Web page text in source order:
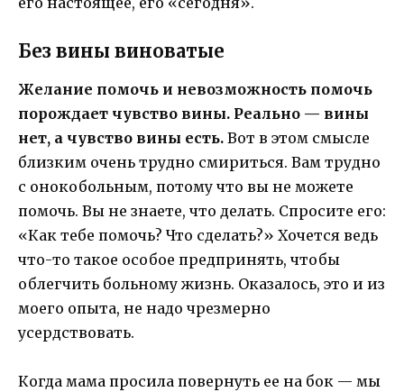
Без вины виноватые
Желание помочь и невозможность помочь
порождает чувство вины. Реально — вины
нет, а чувство вины есть. Вот в этом смысле
близким очень трудно смириться. Вам трудно
с онокобольным, потому что вы не можете
помочь. Вы не знаете, что делать. Спросите его:
«Как тебе помочь? Что сделать?» Хочется ведь
что-то такое особое предпринять, чтобы
облегчить больному жизнь. Оказалось, это и из
моего опыта, не надо чрезмерно
усердствовать.
Когда мама просила повернуть ее на бок — мы